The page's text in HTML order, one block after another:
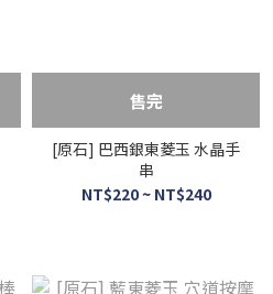
售完
[原石] 巴西銀東菱玉 水晶手
串
NT$220 ~ NT$240